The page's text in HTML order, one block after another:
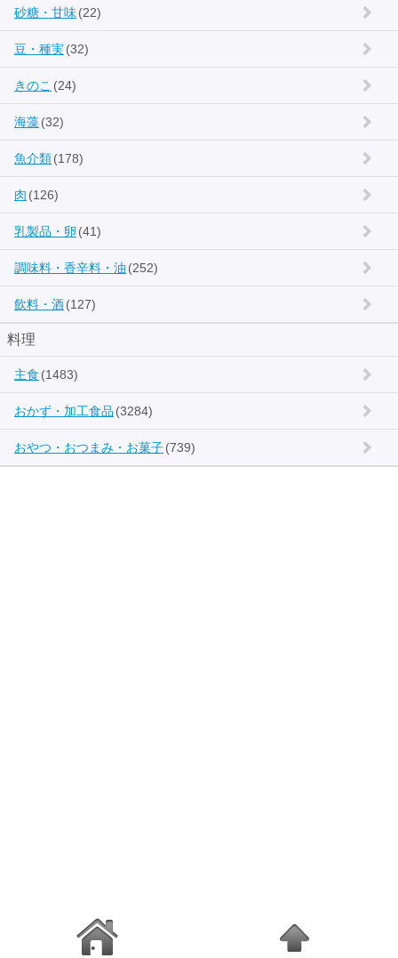
砂糖・甘味(22)
豆・種実(32)
きのこ (24)
海藻(32)
魚介類(178)
肉 (126)
乳製品・卵 (41)
調味料・香辛料・油 (252)
飲料・酒(127)
料理
主食 (1483)
おかず・加工食品 (3284)
おやつ・おつまみ・お菓子(739)